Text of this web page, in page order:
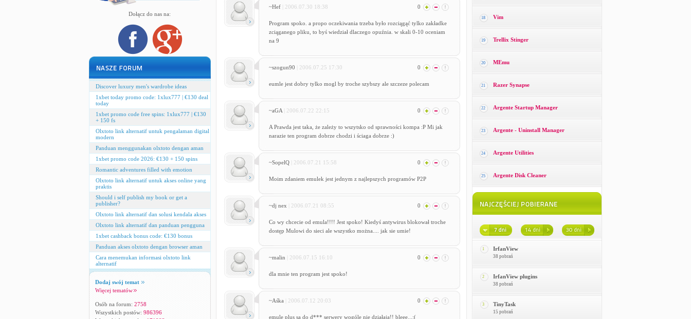
Dołącz do nas na:
Discover luxury men's wardrobe ideas
1xbet today promo code: 1xlux777 | €130 deal
today
1xbet promo code free spins: 1xlux777 | €130
+ 150 fs
Olxtoto link alternatif untuk pengalaman digital
modern
Panduan menggunakan olxtoto dengan aman
1xbet promo code 2026: €130 + 150 spins
Romantic adventures filled with emotion
Olxtoto link alternatif untuk akses online yang
praktis
Should i self publish my book or get a
publisher?
Olxtoto link alternatif dan solusi kendala akses
Olxtoto link alternatif dan panduan pengguna
1xbet cashback bonus code: €130 bonus
Panduan akses olxtoto dengan browser aman
Cara menemukan informasi olxtoto link
alternatif
Dodaj swój temat
Więcej tematów
Osób na forum: 2758
Wszystkich postów: 986396
~Hef | 2006.07.30 18:38 0
Program spoko. a propo oczekiwania trzeba było rozciągąć tylko zakładke
zciąganego pliku, to byś wiedział dlaczego opuźnia. w skali 0-10 oceniam
na 9
~szogun90 | 2006.07.25 17:30 0
eumle jest dobry tylko mogl by troche szybszy ale szczeze polecam
~aGA | 2006.07.22 22:15 0
A Prawda jest taka, że zależy to wszytsko od sprawności kompa :P Mi jak
narazie ten program dobrze chodzi i ściaga dobrze :)
~SopelQ | 2006.07.21 15:58 0
Moim zdaniem emulek jest jednym z najlepszych programów P2P
~dj nex | 2006.07.21 08:55 0
Co wy chcecie od emula!!!! Jest spoko! Kiedyś antywirus blokował troche
dostęp Mulowi do sieci ale wszystko można.... jak sie umie!
~malin | 2006.07.15 16:10 0
dla mnie ten program jest spoko!
~Aśka | 2006.07.12 20:03 0
emule plus są do d*** serwery wogóle nie działają!! bleee...:(
18 Vim
19 Trellix Stinger
20 MEmu
21 Razer Synapse
22 Argente Startup Manager
23 Argente - Uninstall Manager
24 Argente Utilities
25 Argente Disk Cleaner
1 IrfanView
38 pobrań
2 IrfanView plugins
38 pobrań
3 TinyTask
15 pobrań